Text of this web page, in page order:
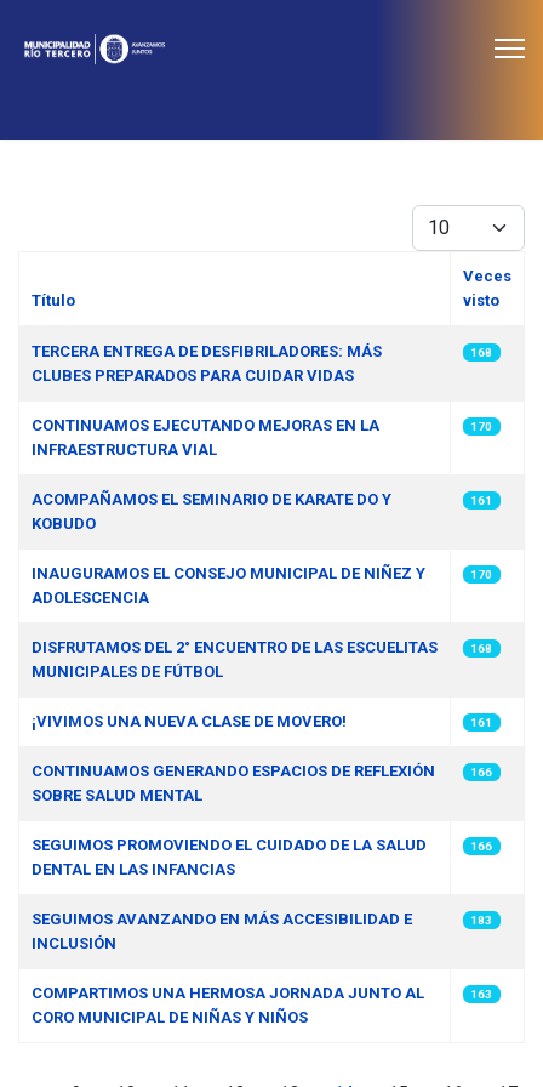
Cantidad
Título
Veces
visto
TERCERA ENTREGA DE DESFIBRILADORES: MÁS
CLUBES PREPARADOS PARA CUIDAR VIDAS
168
CONTINUAMOS EJECUTANDO MEJORAS EN LA
INFRAESTRUCTURA VIAL
170
ACOMPAÑAMOS EL SEMINARIO DE KARATE DO Y
KOBUDO
161
INAUGURAMOS EL CONSEJO MUNICIPAL DE NIÑEZ Y
ADOLESCENCIA
170
DISFRUTAMOS DEL 2° ENCUENTRO DE LAS ESCUELITAS
MUNICIPALES DE FÚTBOL
168
¡VIVIMOS UNA NUEVA CLASE DE MOVERO! 161
CONTINUAMOS GENERANDO ESPACIOS DE REFLEXIÓN
SOBRE SALUD MENTAL
166
SEGUIMOS PROMOVIENDO EL CUIDADO DE LA SALUD
DENTAL EN LAS INFANCIAS
166
SEGUIMOS AVANZANDO EN MÁS ACCESIBILIDAD E
INCLUSIÓN
183
COMPARTIMOS UNA HERMOSA JORNADA JUNTO AL
CORO MUNICIPAL DE NIÑAS Y NIÑOS
163